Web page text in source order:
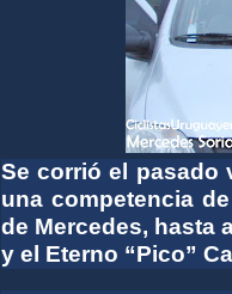
Se corrió el pasado
una competencia
de Mercedes, hasta
y el Eterno “Pico”